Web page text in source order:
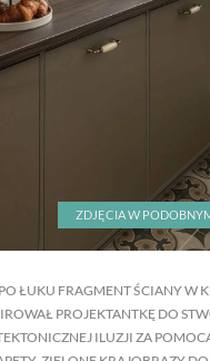
ZDJĘCIA W
ŁUKU FRAGMENT ŚCIANY W
PROJEKTANTKĘ DO
ILUZJI ZA